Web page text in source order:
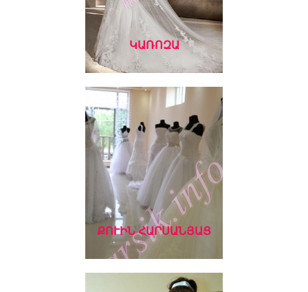
ԿԱՌՈԶԱ
ՔՈՒԻՆ ՀԱՐՍԱՆՅԱՑ